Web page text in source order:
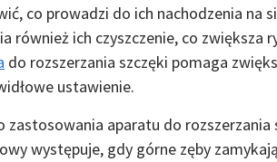
co prowadzi do ich nachodzenia na
również ich czyszczenie, co zwiększa
do rozszerzania szczęki pomaga
ustawienie.
zastosowania aparatu do rozszerzania
występuje, gdy górne zęby